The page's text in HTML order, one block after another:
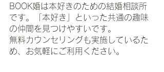
BOOK婚は本好きのための結婚相談所
です。「本好き」といった共通の趣味
の仲間を見つけやすいです。
無料カウンセリングも実施しているた
め、お気軽にご利用ください。